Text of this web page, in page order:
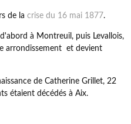
de la crise du 16 mai 1877.
à Montreuil, puis Levallois,
arrondissement et devient
de Catherine Grillet, 22
étaient décédés à Aix.